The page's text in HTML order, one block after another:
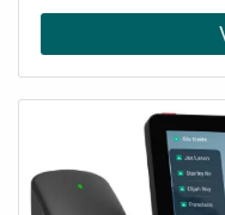
pris en charge
Compatible